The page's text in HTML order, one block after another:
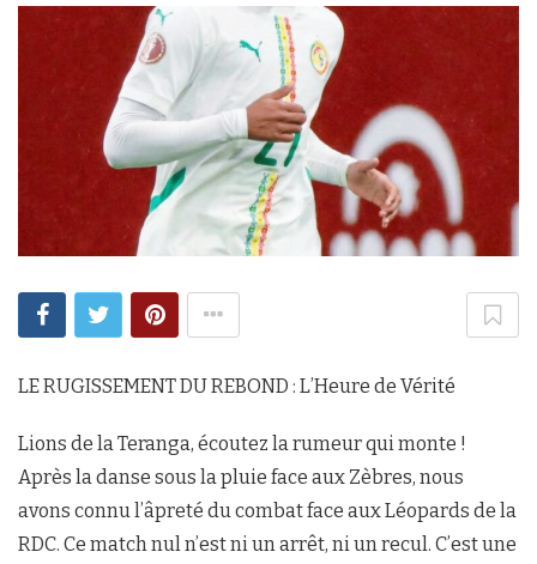
LE RUGISSEMENT DU REBOND : L’Heure de Vérité
Lions de la Teranga, écoutez la rumeur qui monte !
Après la danse sous la pluie face aux Zèbres, nous
avons connu l’âpreté du combat face aux Léopards de la
RDC. Ce match nul n’est ni un arrêt, ni un recul. C’est une